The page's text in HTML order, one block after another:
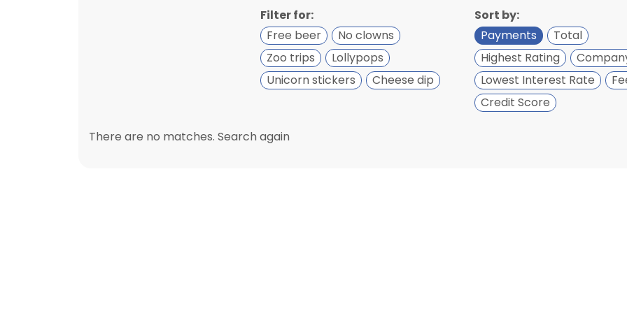
Filter for:
Free beer
No clowns
Zoo trips
Lollypops
Unicorn stickers
Cheese dip
Sort by:
Payments
Total
Highest Rating
Lowest Interest Rate
Credit Score
There are no matches. Search again